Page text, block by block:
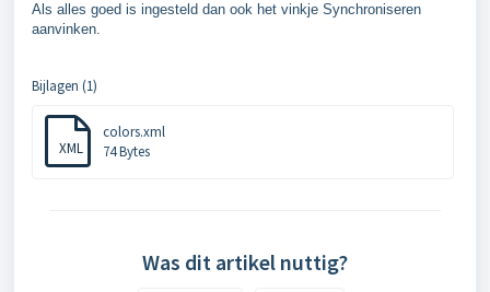
Als alles goed is ingesteld dan ook het vinkje Synchroniseren
aanvinken.
Bijlagen (1)
XML
colors.xml
74 Bytes
Was dit artikel nuttig?